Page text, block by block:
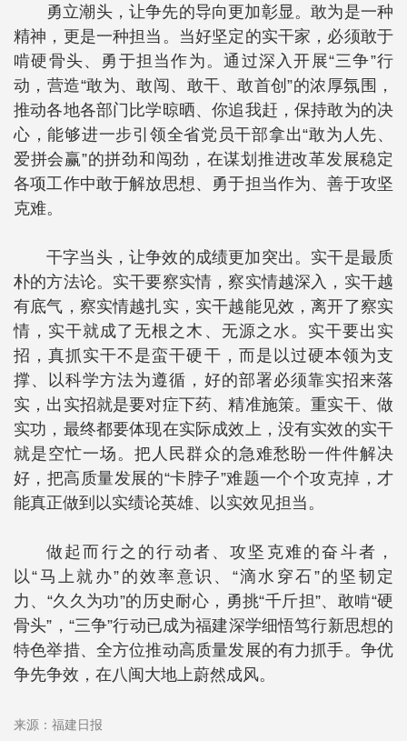
勇立潮头，让争先的导向更加彰显。敢为是一种
精神，更是一种担当。当好坚定的实干家，必须敢于
啃硬骨头、勇于担当作为。通过深入开展“三争”行
动，营造“敢为、敢闯、敢干、敢首创”的浓厚氛围，
推动各地各部门比学晾晒、你追我赶，保持敢为的决
心，能够进一步引领全省党员干部拿出“敢为人先、
爱拼会赢”的拼劲和闯劲，在谋划推进改革发展稳定
各项工作中敢于解放思想、勇于担当作为、善于攻坚
克难。
干字当头，让争效的成绩更加突出。实干是最质
朴的方法论。实干要察实情，察实情越深入，实干越
有底气，察实情越扎实，实干越能见效，离开了察实
情，实干就成了无根之木、无源之水。实干要出实
招，真抓实干不是蛮干硬干，而是以过硬本领为支
撑、以科学方法为遵循，好的部署必须靠实招来落
实，出实招就是要对症下药、精准施策。重实干、做
实功，最终都要体现在实际成效上，没有实效的实干
就是空忙一场。把人民群众的急难愁盼一件件解决
好，把高质量发展的“卡脖子”难题一个个攻克掉，才
能真正做到以实绩论英雄、以实效见担当。
做起而行之的行动者、攻坚克难的奋斗者，
以“马上就办”的效率意识、“滴水穿石”的坚韧定
力、“久久为功”的历史耐心，勇挑“千斤担”、敢啃“硬
骨头”，“三争”行动已成为福建深学细悟笃行新思想的
特色举措、全方位推动高质量发展的有力抓手。争优
争先争效，在八闽大地上蔚然成风。
来源：福建日报